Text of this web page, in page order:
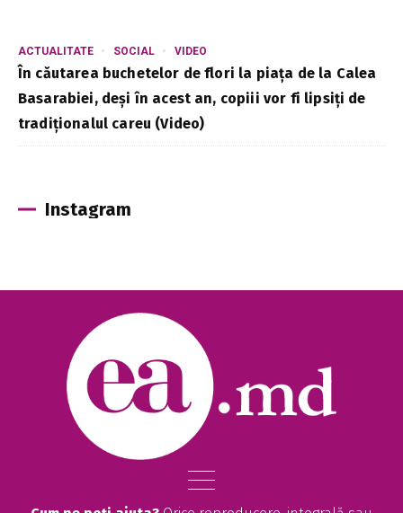
ACTUALITATE SOCIAL VIDEO
În căutarea buchetelor de flori la piața de la Calea
Basarabiei, deși în acest an, copiii vor fi lipsiți de
tradiționalul careu (Video)
Instagram